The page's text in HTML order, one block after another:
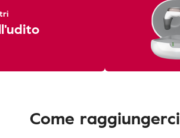
Come raggiungerci